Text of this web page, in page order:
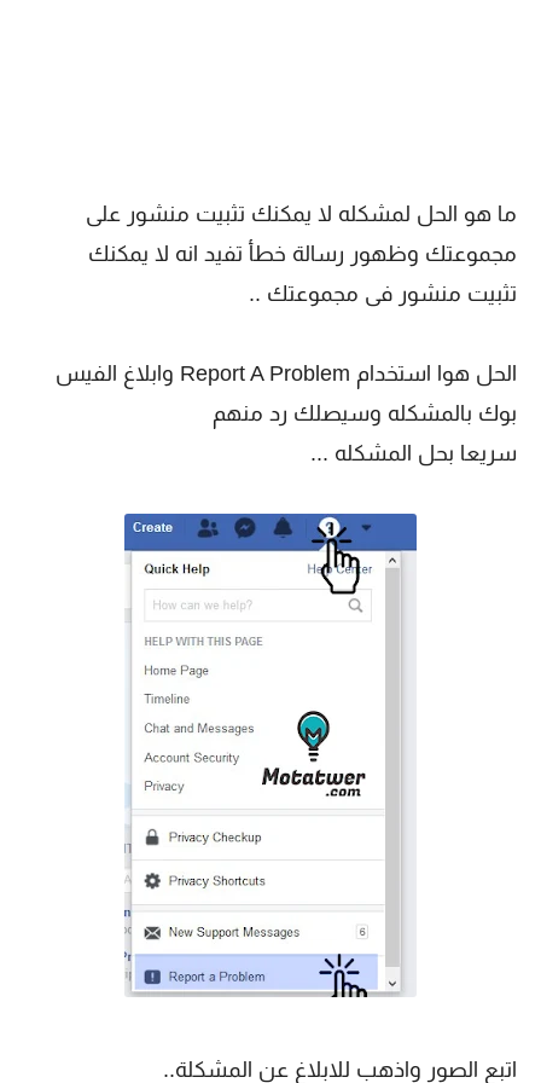
ما هو الحل لمشكله لا يمكنك تثبيت منشور على
مجموعتك وظهور رسالة خطأ تفيد انه لا يمكنك
تثبيت منشور فى مجموعتك ..
الحل هوا استخدام Report A Problem وابلاغ الفيس
بوك بالمشكله وسيصلك رد منهم
سريعا بحل المشكله ...
اتبع الصور واذهب للابلاغ عن المشكلة..